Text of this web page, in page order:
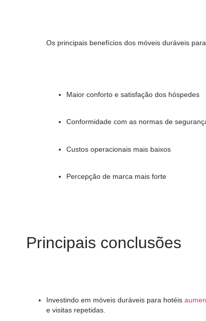
Os principais benefícios dos móveis duráveis
Maior conforto e satisfação dos hóspedes
Conformidade com as normas de
Custos operacionais mais baixos
Percepção de marca mais forte
Principais conclusões
Investindo em móveis duráveis ​​para hotéis
e visitas repetidas.